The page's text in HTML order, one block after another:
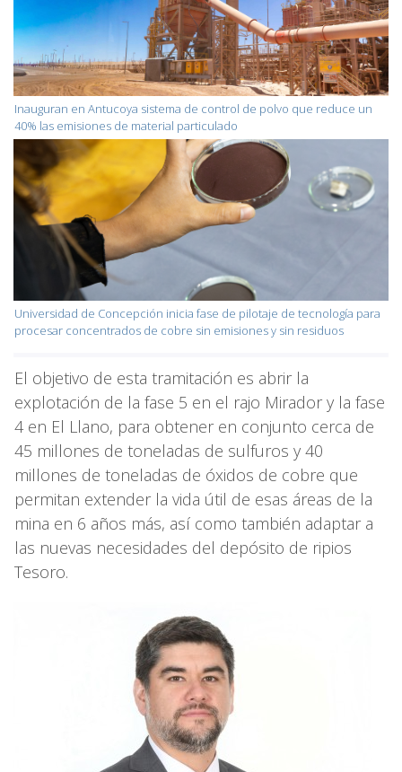
Inauguran en Antucoya sistema de control de polvo que reduce un
40% las emisiones de material particulado
Universidad de Concepción inicia fase de pilotaje de tecnología para
procesar concentrados de cobre sin emisiones y sin residuos
El objetivo de esta tramitación es abrir la
explotación de la fase 5 en el rajo Mirador y la fase
4 en El Llano, para obtener en conjunto cerca de
45 millones de toneladas de sulfuros y 40
millones de toneladas de óxidos de cobre que
permitan extender la vida útil de esas áreas de la
mina en 6 años más, así como también adaptar a
las nuevas necesidades del depósito de ripios
Tesoro.